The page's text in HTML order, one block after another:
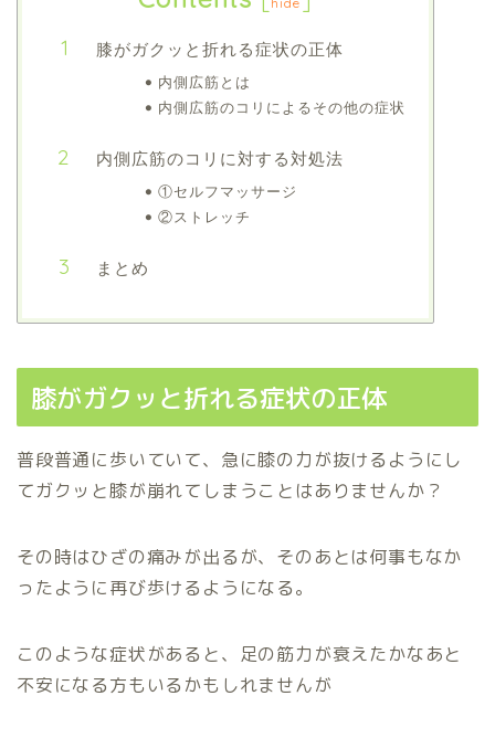
膝がガクッと折れる症状の正体
内側広筋とは
内側広筋のコリによるその他の症状
内側広筋のコリに対する対処法
①セルフマッサージ
②ストレッチ
まとめ
膝がガクッと折れる症状の正体
普段普通に歩いていて、急に膝の力が抜けるようにし
てガクッと膝が崩れてしまうことはありませんか？
その時はひざの痛みが出るが、そのあとは何事もなか
ったように再び歩けるようになる。
このような症状があると、足の筋力が衰えたかなあと
不安になる方もいるかもしれませんが